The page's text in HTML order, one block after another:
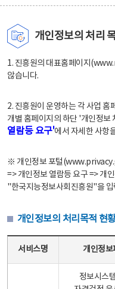
개인정보의 처리
1. 진흥원의 대표홈페이지
않습니다.
2. 진흥원이 운영하는 각 사업 홈
개별 홈페이지의 하단 '개인정보
열람등 요구'에서 자세한 사항
※ 개인정보 포털
=> 개인정보 열람등 요구 => 개
"한국지능정보사회진흥원"을 입
개인정보의 처리목적 현
서비스명 개인정보
정보시스